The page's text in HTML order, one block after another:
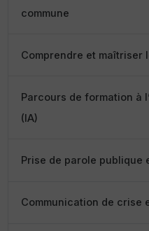
commune
Comprendre et maîtriser
Parcours de formation à
(IA)
Prise de parole publique
Communication de crise